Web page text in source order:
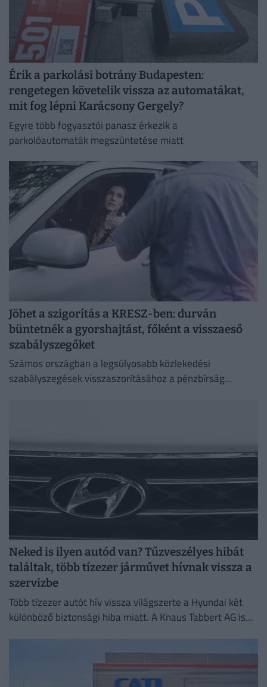
Érik a parkolási botrány Budapesten:
rengetegen követelik vissza az automatákat,
mit fog lépni Karácsony Gergely?
Egyre több fogyasztói panasz érkezik a
parkolóautomaták megszüntetése miatt
Jöhet a szigorítás a KRESZ-ben: durván
büntetnék a gyorshajtást, főként a visszaeső
szabályszegőket
Számos országban a legsúlyosabb közlekedési
szabályszegések visszaszorításához a pénzbírság
Neked is ilyen autód van? Tűzveszélyes hibát
találtak, több tízezer járművet hívnak vissza a
szervizbe
Több tízezer autót hív vissza világszerte a Hyundai két
különböző biztonsági hiba miatt. A Knaus Tabbert AG is